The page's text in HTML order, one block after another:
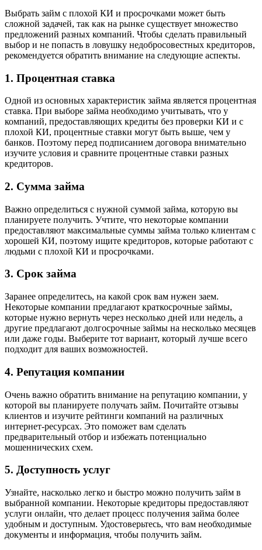
Выбрать займ с плохой КИ и просрочками может быть
сложной задачей, так как на рынке существует множество
предложений разных компаний. Чтобы сделать правильный
выбор и не попасть в ловушку недобросовестных кредиторов,
рекомендуется обратить внимание на следующие аспекты.
1. Процентная ставка
Одной из основных характеристик займа является процентная
ставка. При выборе займа необходимо учитывать, что у
компаний, предоставляющих кредиты без проверки КИ и с
плохой КИ, процентные ставки могут быть выше, чем у
банков. Поэтому перед подписанием договора внимательно
изучите условия и сравните процентные ставки разных
кредиторов.
2. Сумма займа
Важно определиться с нужной суммой займа, которую вы
планируете получить. Учтите, что некоторые компании
предоставляют максимальные суммы займа только клиентам с
хорошей КИ, поэтому ищите кредиторов, которые работают с
людьми с плохой КИ и просрочками.
3. Срок займа
Заранее определитесь, на какой срок вам нужен заем.
Некоторые компании предлагают краткосрочные займы,
которые нужно вернуть через несколько дней или недель, а
другие предлагают долгосрочные займы на несколько месяцев
или даже годы. Выберите тот вариант, который лучше всего
подходит для ваших возможностей.
4. Репутация компании
Очень важно обратить внимание на репутацию компании, у
которой вы планируете получать займ. Почитайте отзывы
клиентов и изучите рейтинги компаний на различных
интернет-ресурсах. Это поможет вам сделать
предварительный отбор и избежать потенциально
мошеннических схем.
5. Доступность услуг
Узнайте, насколько легко и быстро можно получить займ в
выбранной компании. Некоторые кредиторы предоставляют
услуги онлайн, что делает процесс получения займа более
удобным и доступным. Удостоверьтесь, что вам необходимые
документы и информация, чтобы получить займ.